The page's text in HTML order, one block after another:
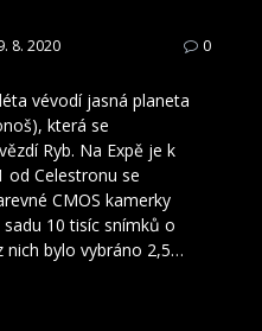
8. 2020 0
vévodí jasná planeta
která se
Ryb. Na Expě je k
od Celestronu se
CMOS kamerky
10 tisíc snímků o
nich bylo vybráno 2,5…